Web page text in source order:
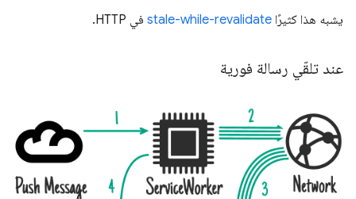
يشبه هذا كثيرًا stale-while-revalidate في HTTP.
عند تلقّي رسالة فورية